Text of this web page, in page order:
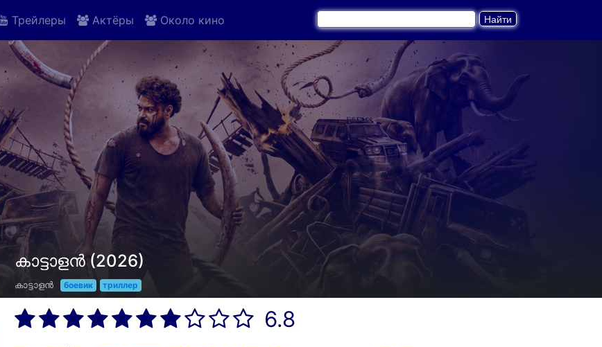
Трейлеры Актёры Около кино
കാട്ടാളൻ (2026)
കാട്ടാളൻ боевик триллер
6.8